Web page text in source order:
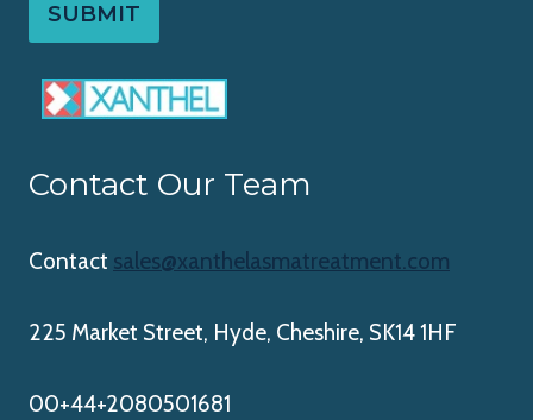
SUBMIT
Contact Our Team
Contact sales@xanthelasmatreatment.com
225 Market Street, Hyde, Cheshire, SK14 1HF
00+44+2080501681